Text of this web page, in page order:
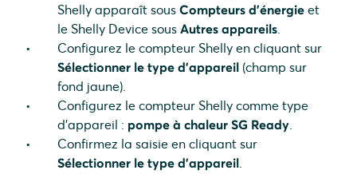
Shelly apparaît sous Compteurs d'énergie et
le Shelly Device sous Autres appareils.
Configurez le compteur Shelly en cliquant sur
Sélectionner le type d'appareil (champ sur
fond jaune).
Configurez le compteur Shelly comme type
d'appareil : pompe à chaleur SG Ready.
Confirmez la saisie en cliquant sur
Sélectionner le type d'appareil.